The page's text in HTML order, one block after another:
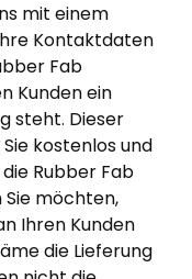
mit einem
Kontaktdaten
Fab
Kunden ein
steht. Dieser
kostenlos und
Rubber Fab
möchten,
Ihren Kunden
die Lieferung